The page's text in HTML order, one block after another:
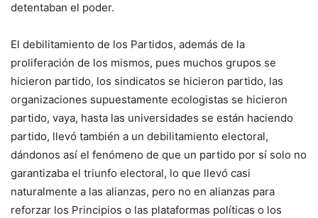
detentaban el poder.
El debilitamiento de los Partidos, además de la
proliferación de los mismos, pues muchos grupos se
hicieron partido, los sindicatos se hicieron partido, las
organizaciones supuestamente ecologistas se hicieron
partido, vaya, hasta las universidades se están haciendo
partido, llevó también a un debilitamiento electoral,
dándonos así el fenómeno de que un partido por sí solo no
garantizaba el triunfo electoral, lo que llevó casi
naturalmente a las alianzas, pero no en alianzas para
reforzar los Principios o las plataformas políticas o los